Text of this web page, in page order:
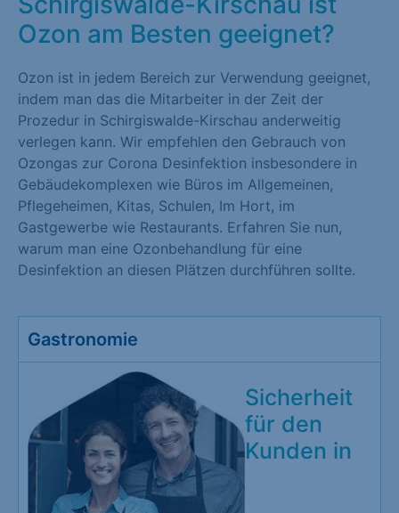
Ozon am Besten geeignet?
Ozon ist in jedem Bereich zur Verwendung geeignet,
indem man das die Mitarbeiter in der Zeit der
Prozedur in Schirgiswalde-Kirschau anderweitig
verlegen kann. Wir empfehlen den Gebrauch von
Ozongas zur Corona Desinfektion insbesondere in
Gebäudekomplexen wie Büros im Allgemeinen,
Pflegeheimen, Kitas, Schulen, Im Hort, im
Gastgewerbe wie Restaurants. Erfahren Sie nun,
warum man eine Ozonbehandlung für eine
Desinfektion an diesen Plätzen durchführen sollte.
Gastronomie
Sicherheit
für den
Kunden in